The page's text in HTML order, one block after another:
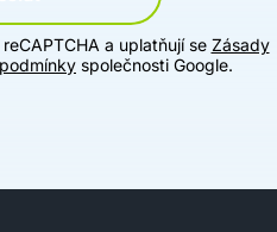
a uplatňují se Zásady
společnosti Google.